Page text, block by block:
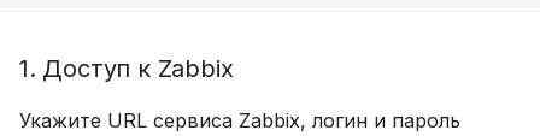
1. Доступ к Zabbix
Укажите URL сервиса Zabbix, логин и пароль